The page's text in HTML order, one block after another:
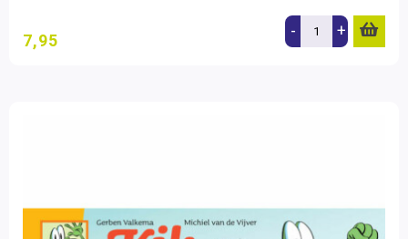
7,95 - +